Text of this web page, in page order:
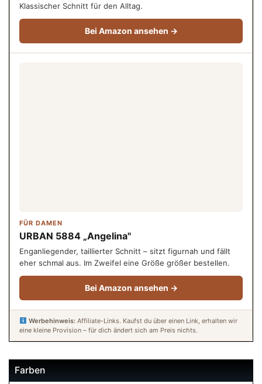
Klassischer Schnitt für den Alltag.
Bei Amazon ansehen →
FÜR DAMEN
URBAN 5884 „Angelina"
Enganliegender, taillierter Schnitt – sitzt figurnah und fällt
eher schmal aus. Im Zweifel eine Größe größer bestellen.
Bei Amazon ansehen →
Werbehinweis:Affiliate-Links. Kaufst du über einen Link, erhalten wir
eine kleine Provision – für dich ändert sich am Preis nichts.
Farben